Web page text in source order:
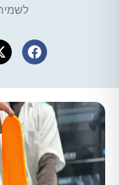
לשמירה על